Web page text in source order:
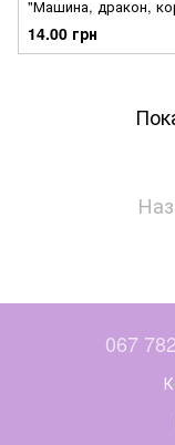
"Машина, дракон,
на блакитному"
14.00 грн
067